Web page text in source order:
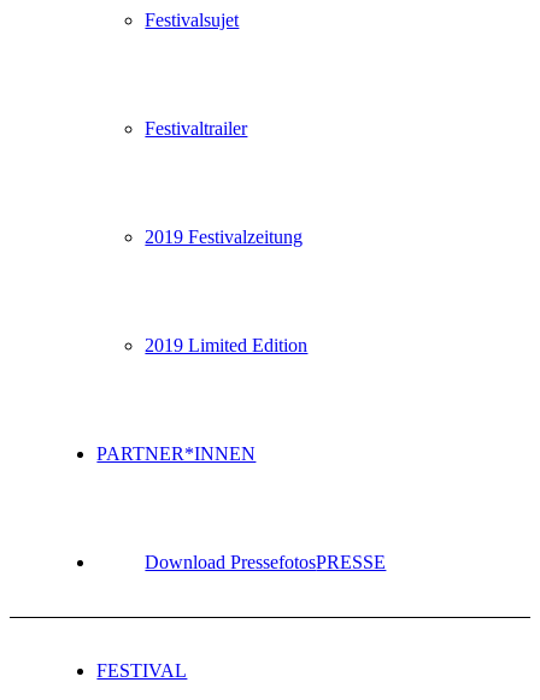
Festivalsujet
Festivaltrailer
2019 Festivalzeitung
2019 Limited Edition
PARTNER*INNEN
PRESSE
Download Pressefotos
FESTIVAL